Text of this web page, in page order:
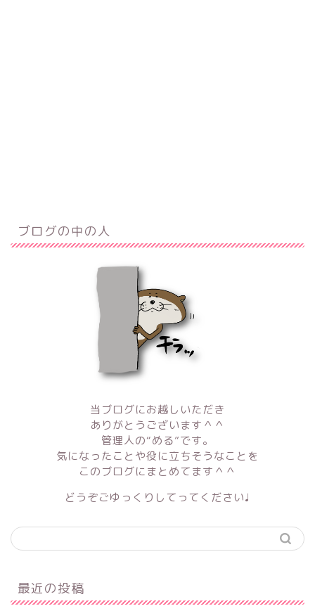
ブログの中の人
当ブログにお越しいただき
ありがとうございます＾＾
管理人の“める”です。
気になったことや役に立ちそうなことを
このブログにまとめてます＾＾
どうぞごゆっくりしてってください♩
最近の投稿